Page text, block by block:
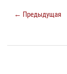
← Предыдущая